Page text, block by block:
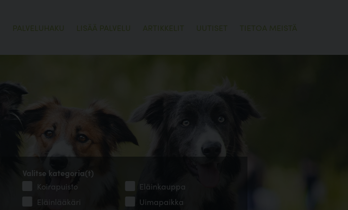
PALVELUHAKU LISÄÄ PALVELU ARTIKKELIT UUTISET TIETOA MEISTÄ
Valitse kategoria(t)
Koirapuisto
Eläinkauppa
Eläinlääkäri
Uimapaikka